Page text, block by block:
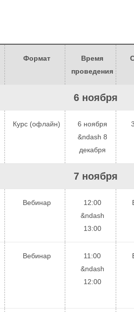
Формат
Время
проведения
6 ноября
Курс (офлайн)
6 ноября
&ndash 8
декабря
7 ноября
Вебинар
12:00
&ndash
13:00
Вебинар
11:00
&ndash
12:00